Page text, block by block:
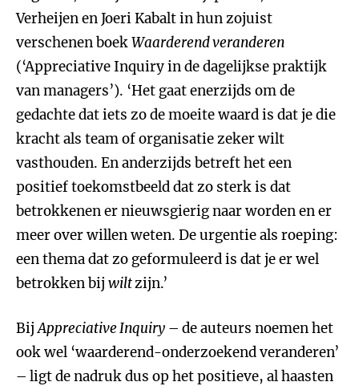
Verheijen en Joeri Kabalt in hun zojuist
verschenen boekWaarderend veranderen
(‘Appreciative Inquiry in de dagelijkse praktijk
van managers’). ‘Het gaat enerzijds om de
gedachte dat iets zo de moeite waard is dat je die
kracht als team of organisatie zeker wilt
vasthouden. En anderzijds betreft het een
positief toekomstbeeld dat zo sterk is dat
betrokkenen er nieuwsgierig naar worden en er
meer over willen weten. De urgentie als roeping:
een thema dat zo geformuleerd is dat je er wel
betrokken bij wiltzijn.’
BijAppreciative Inquiry – de auteurs noemen het
ook wel ‘waarderend-onderzoekend veranderen’
– ligt de nadruk dus op het positieve, al haasten